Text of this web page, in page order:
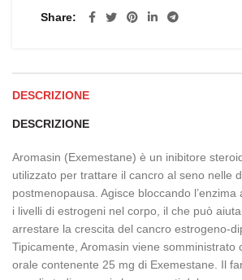
Share
DESCRIZIONE
DESCRIZIONE
Aromasin (Exemestane) è un inibitore
utilizzato per trattare il cancro al seno nelle
postmenopausa. Agisce bloccando
i livelli di estrogeni nel corpo, il che può
arrestare la crescita del cancro estrogeno-
Tipicamente, Aromasin viene somministrato
orale contenente 25 mg di Exemestane. Il